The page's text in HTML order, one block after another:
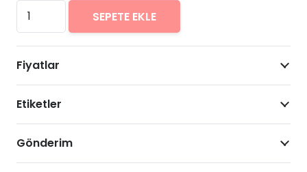
Xiaomi
Mi
Mix
3
Arıza
Onarımı
Fiyatları
adet
SEPETE EKLE
Fiyatlar
Etiketler
Gönderim